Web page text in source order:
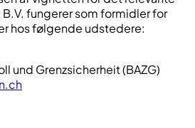
fungerer som formidler for
hos følgende udstedere:
und Grenzsicherheit (BAZG)